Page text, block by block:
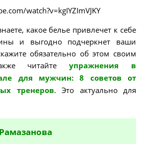
watch?v=kgIYZImVJKY
какое белье привлечет к себе
и выгодно подчеркнет ваши
обязательно об этом своим
читайтеупражнения в
для мужчин: 8 советов от
тренеров. Это актуально для
Рамазанова